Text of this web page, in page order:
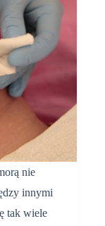
nie
innymi
tak wiele